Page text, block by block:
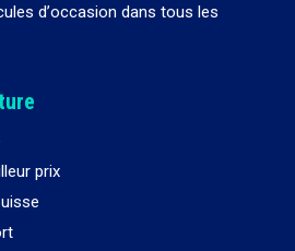
d’occasion dans tous les
prix